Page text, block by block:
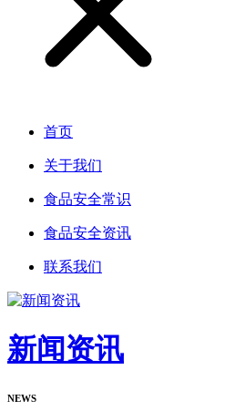
首页
关于我们
食品安全常识
食品安全资讯
联系我们
新闻资讯
NEWS